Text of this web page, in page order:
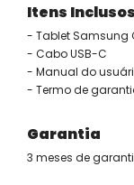
Itens Inclusos
- Tablet Samsung
- Cabo USB-C
- Manual do
- Termo de
Garantia
3 meses de